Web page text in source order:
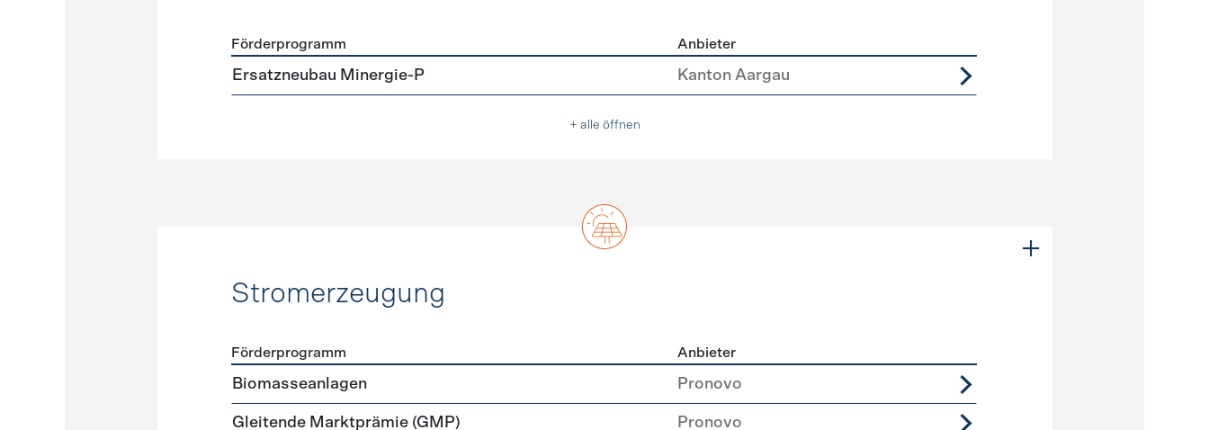
Förderprogramme Neubau
Förderprogramm Anbieter
Ersatzneubau Minergie-P Kanton Aargau
+ alle öffnen
Stromerzeugung
Förderprogramme
Förderprogramm Anbieter
Biomasseanlagen Pronovo
Gleitende Marktprämie (GMP) Pronovo